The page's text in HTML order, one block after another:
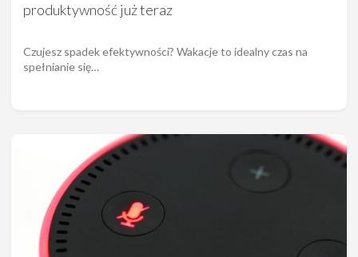
produktywność już teraz
Czujesz spadek efektywności? Wakacje to idealny czas na
spełnianie się…